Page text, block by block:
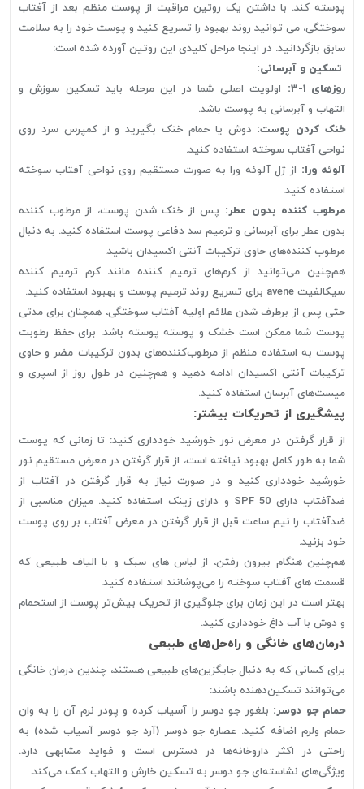
پوسته کند. با داشتن یک روتین مراقبت از پوست منظم بعد از آفتاب
سوختگی، می توانید روند بهبود را تسریع کنید و پوست خود را به سلامت
سابق بازگردانید. در اینجا مراحل کلیدی این روتین آورده شده است:
تسکین و آبرسانی:
روزهای ۱-۳:
اولویت اصلی شما در این مرحله باید تسکین سوزش و
التهاب و آبرسانی به پوست باشد.
خنک کردن پوست: دوش یا حمام خنک بگیرید و از کمپرس سرد روی
نواحی آفتاب سوخته استفاده کنید.
آلوئه ورا: از ژل آلوئه ورا به صورت مستقیم روی نواحی آفتاب سوخته
استفاده کنید.
مرطوب کننده بدون عطر: پس از خنک شدن پوست، از مرطوب کننده
بدون عطر برای آبرسانی و ترمیم سد دفاعی پوست استفاده کنید. به دنبال
مرطوب کننده‌های حاوی ترکیبات آنتی اکسیدان باشید.
هم‌چنین می‌توانید از کرم‌های ترمیم کننده مانند کرم ترمیم کننده
سیکالفیت avene برای تسریع روند ترمیم پوست و بهبود استفاده کنید.
حتی پس از برطرف شدن علائم اولیه آفتاب سوختگی، همچنان برای مدتی
پوست شما ممکن است خشک و پوسته پوسته باشد. برای حفظ رطوبت
پوست به استفاده منظم از مرطوب‌کننده‌های بدون ترکیبات مضر و حاوی
ترکیبات آنتی اکسیدان ادامه دهید و هم‌چنین در طول روز از اسپری و
میست‌های آبرسان استفاده کنید.
پیشگیری از تحریکات بیشتر:
از قرار گرفتن در معرض نور خورشید خودداری کنید: تا زمانی که پوست
شما به طور کامل بهبود نیافته است، از قرار گرفتن در معرض مستقیم نور
خورشید خودداری کنید و در صورت نیاز به قرار گرفتن در آفتاب از
ضدآفتاب دارای SPF 50 و دارای زینک استفاده کنید. میزان مناسبی از
ضدآفتاب را نیم ساعت قبل از قرار گرفتن در معرض آفتاب بر روی پوست
خود بزنید.
هم‌چنین هنگام بیرون رفتن، از لباس های سبک و با الیاف طبیعی که
قسمت های آفتاب سوخته را می‌پوشانند استفاده کنید.
بهتر است در این زمان برای جلوگیری از تحریک بیش‌تر پوست از استحمام
و دوش با آب داغ خودداری کنید.
درمان‌های خانگی و راه‌حل‌های طبیعی
برای کسانی که به دنبال جایگزین‌های طبیعی هستند، چندین درمان خانگی
می‌توانند تسکین‌دهنده باشند:
حمام جو دوسر: بلغور جو دوسر را آسیاب کرده و پودر نرم آن را به وان
حمام ولرم اضافه کنید. عصاره جو دوسر (آرد جو دوسر آسیاب شده) به
راحتی در اکثر داروخانه‌ها در دسترس است و فواید مشابهی دارد.
ویژگی‌های نشاسته‌ای جو دوسر به تسکین خارش و التهاب کمک می‌کند.